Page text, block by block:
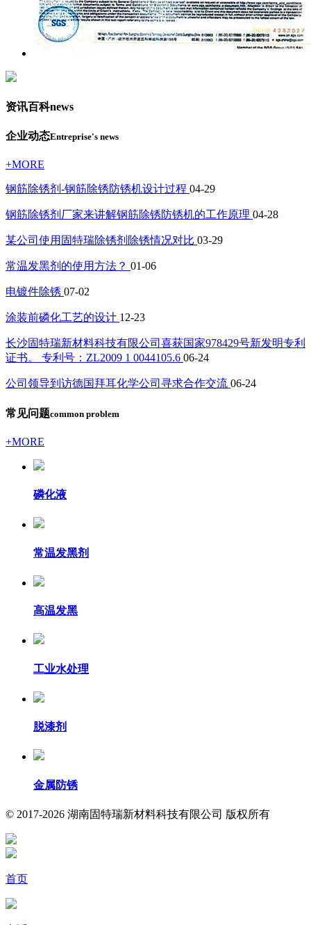
资讯百科news
企业动态Entreprise's news
+MORE
钢筋除锈剂-钢筋除锈防锈机设计过程 04-29
钢筋除锈剂厂家来讲解钢筋除锈防锈机的工作原理 04-28
某公司使用固特瑞除锈剂除锈情况对比 03-29
常温发黑剂的使用方法？ 01-06
电镀件除锈 07-02
涂装前磷化工艺的设计 12-23
长沙固特瑞新材料科技有限公司喜获国家978429号新发明专利
证书。 专利号：ZL2009 1 0044105.6 06-24
公司领导到访德国拜耳化学公司寻求合作交流 06-24
常见问题common problem
+MORE
磷化液
常温发黑剂
高温发黑
工业水处理
脱漆剂
金属防锈
© 2017-2026 湖南固特瑞新材料科技有限公司 版权所有
首页